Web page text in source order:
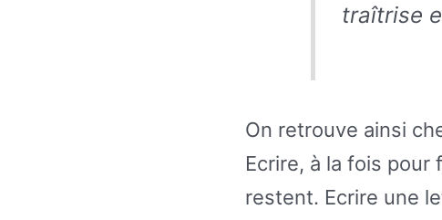
traîtrise
On retrouve ainsi
Ecrire, à la fois
restent. Ecrire une